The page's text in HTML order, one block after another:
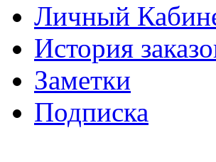
Личный
История
Заметки
Подписка